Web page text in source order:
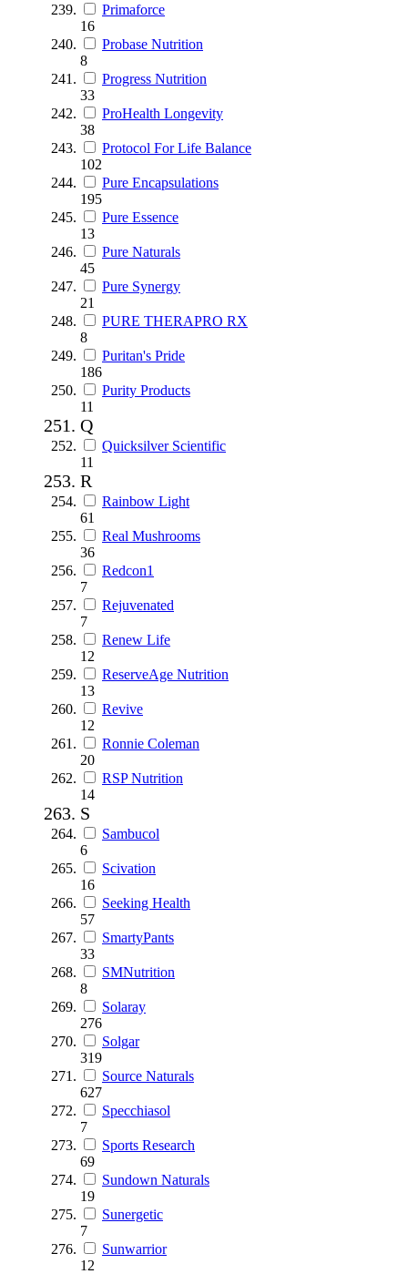
Primaforce
16
Probase Nutrition
8
Progress Nutrition
33
ProHealth Longevity
38
Protocol For Life Balance
102
Pure Encapsulations
195
Pure Essence
13
Pure Naturals
45
Pure Synergy
21
PURE THERAPRO RX
8
Puritan's Pride
186
Purity Products
11
Q
Quicksilver Scientific
11
R
Rainbow Light
61
Real Mushrooms
36
Redcon1
7
Rejuvenated
7
Renew Life
12
ReserveAge Nutrition
13
Revive
12
Ronnie Coleman
20
RSP Nutrition
14
S
Sambucol
6
Scivation
16
Seeking Health
57
SmartyPants
33
SMNutrition
8
Solaray
276
Solgar
319
Source Naturals
627
Specchiasol
7
Sports Research
69
Sundown Naturals
19
Sunergetic
7
Sunwarrior
12